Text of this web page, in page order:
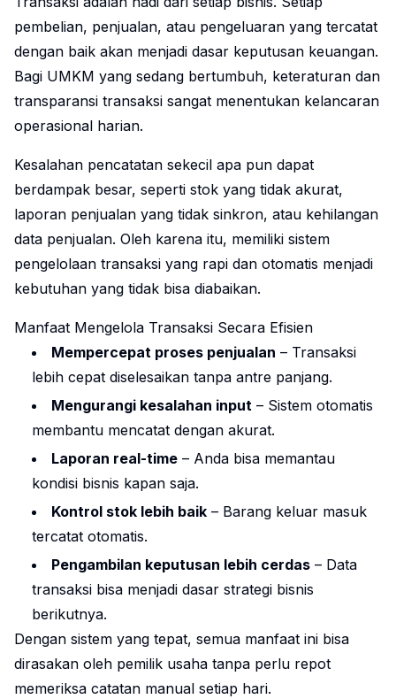
pembelian, penjualan, atau pengeluaran yang tercatat
dengan baik akan menjadi dasar keputusan keuangan.
Bagi UMKM yang sedang bertumbuh, keteraturan dan
transparansi transaksi sangat menentukan kelancaran
operasional harian.
Kesalahan pencatatan sekecil apa pun dapat
berdampak besar, seperti stok yang tidak akurat,
laporan penjualan yang tidak sinkron, atau kehilangan
data penjualan. Oleh karena itu, memiliki sistem
pengelolaan transaksi yang rapi dan otomatis menjadi
kebutuhan yang tidak bisa diabaikan.
Manfaat Mengelola Transaksi Secara Efisien
Mempercepat proses penjualan – Transaksi
lebih cepat diselesaikan tanpa antre panjang.
Mengurangi kesalahan input – Sistem otomatis
membantu mencatat dengan akurat.
Laporan real-time – Anda bisa memantau
kondisi bisnis kapan saja.
Kontrol stok lebih baik – Barang keluar masuk
tercatat otomatis.
Pengambilan keputusan lebih cerdas – Data
transaksi bisa menjadi dasar strategi bisnis
berikutnya.
Dengan sistem yang tepat, semua manfaat ini bisa
dirasakan oleh pemilik usaha tanpa perlu repot
memeriksa catatan manual setiap hari.